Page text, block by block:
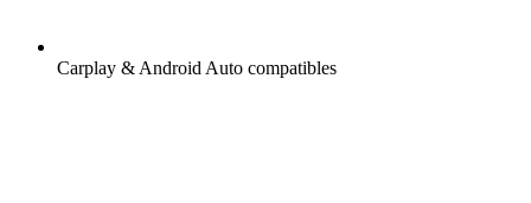
Carplay & Android Auto compatibles